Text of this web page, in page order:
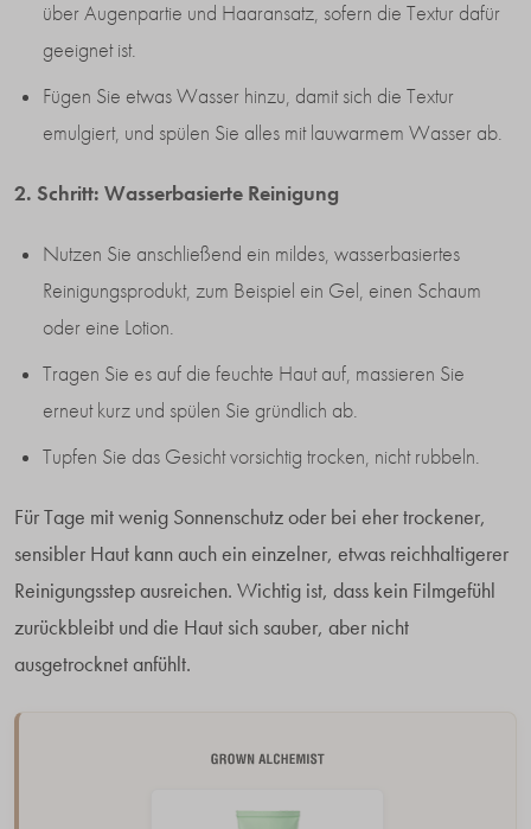
über Augenpartie und Haaransatz, sofern die Textur dafür
geeignet ist.
Fügen Sie etwas Wasser hinzu, damit sich die Textur
emulgiert, und spülen Sie alles mit lauwarmem Wasser ab.
2. Schritt: Wasserbasierte Reinigung
Nutzen Sie anschließend ein mildes, wasserbasiertes
Reinigungsprodukt, zum Beispiel ein Gel, einen Schaum
oder eine Lotion.
Tragen Sie es auf die feuchte Haut auf, massieren Sie
erneut kurz und spülen Sie gründlich ab.
Tupfen Sie das Gesicht vorsichtig trocken, nicht rubbeln.
Für Tage mit wenig Sonnenschutz oder bei eher trockener,
sensibler Haut kann auch ein einzelner, etwas reichhaltigerer
Reinigungsstep ausreichen. Wichtig ist, dass kein Filmgefühl
zurückbleibt und die Haut sich sauber, aber nicht
ausgetrocknet anfühlt.